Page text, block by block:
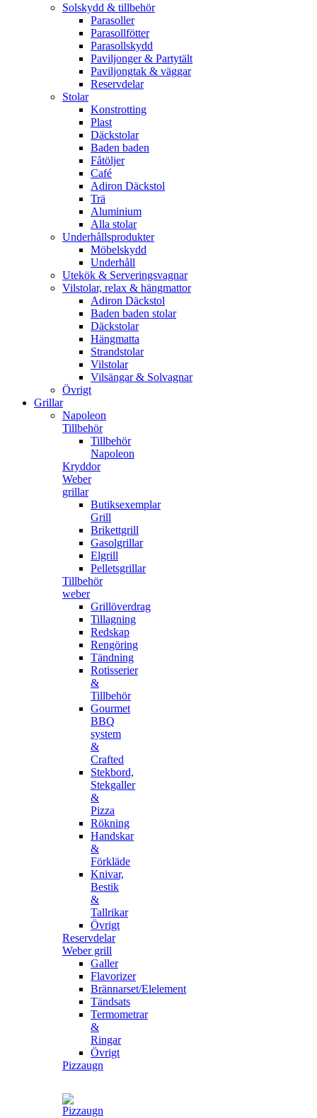
Solskydd & tillbehör
Parasoller
Parasollfötter
Parasollskydd
Paviljonger & Partytält
Paviljongtak & väggar
Reservdelar
Stolar
Konstrotting
Plast
Däckstolar
Baden baden
Fåtöljer
Café
Adiron Däckstol
Trä
Aluminium
Alla stolar
Underhållsprodukter
Möbelskydd
Underhåll
Utekök & Serveringsvagnar
Vilstolar, relax & hängmattor
Adiron Däckstol
Baden baden stolar
Däckstolar
Hängmatta
Strandstolar
Vilstolar
Vilsängar & Solvagnar
Övrigt
Grillar
Napoleon
Tillbehör
Tillbehör
Napoleon
Kryddor
Weber
grillar
Butiksexemplar
Grill
Brikettgrill
Gasolgrillar
Elgrill
Pelletsgrillar
Tillbehör
weber
Grillöverdrag
Tillagning
Redskap
Rengöring
Tändning
Rotisserier
&
Tillbehör
Gourmet
BBQ
system
&
Crafted
Stekbord,
Stekgaller
&
Pizza
Rökning
Handskar
&
Förkläde
Knivar,
Bestik
&
Tallrikar
Övrigt
Reservdelar
Weber grill
Galler
Flavorizer
Brännarset/Elelement
Tändsats
Termometrar
&
Ringar
Övrigt
Pizzaugn